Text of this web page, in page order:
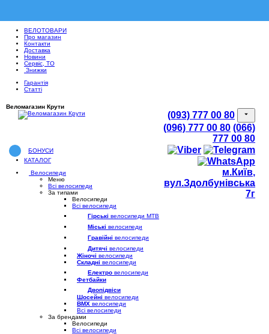
ВЕЛОТОВАРИ
Про магазин
Контакти
Доставка
Новини
Сервіс, ТО
Знижки
Гарантія
Статті
(093) 777 00 80
(096) 777 00 80 (066)
777 00 80
м.Київ,
вул.Здолбунівська
7г
Веломагазин Крути
БОНУСИ
КАТАЛОГ
Велосипеди
Меню
Всі велосипеди
За типами
Велосипеди
Всі велосипеди
Гірські велосипеди MTB
Міські велосипеди
Гравійні велосипеди
Дитячі велосипеди
Жіночі велосипеди
Складні велосипеди
Електро велосипеди
Фетбайки
Двопідвіси
Шосейні велосипеди
BMX велосипеди
Всі велосипеди
За брендами
Велосипеди
Всі велосипеди